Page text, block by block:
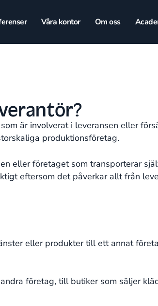
Våra kontor Om oss
är involverat i leveransen eller
produktionsföretag.
eller företaget som transporterar
eftersom det påverkar allt från
eller produkter till ett annat
företag, till butiker som säljer